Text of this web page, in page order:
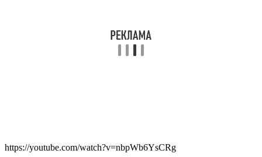
https://youtube.com/watch?v=nbpWb6YsCRg